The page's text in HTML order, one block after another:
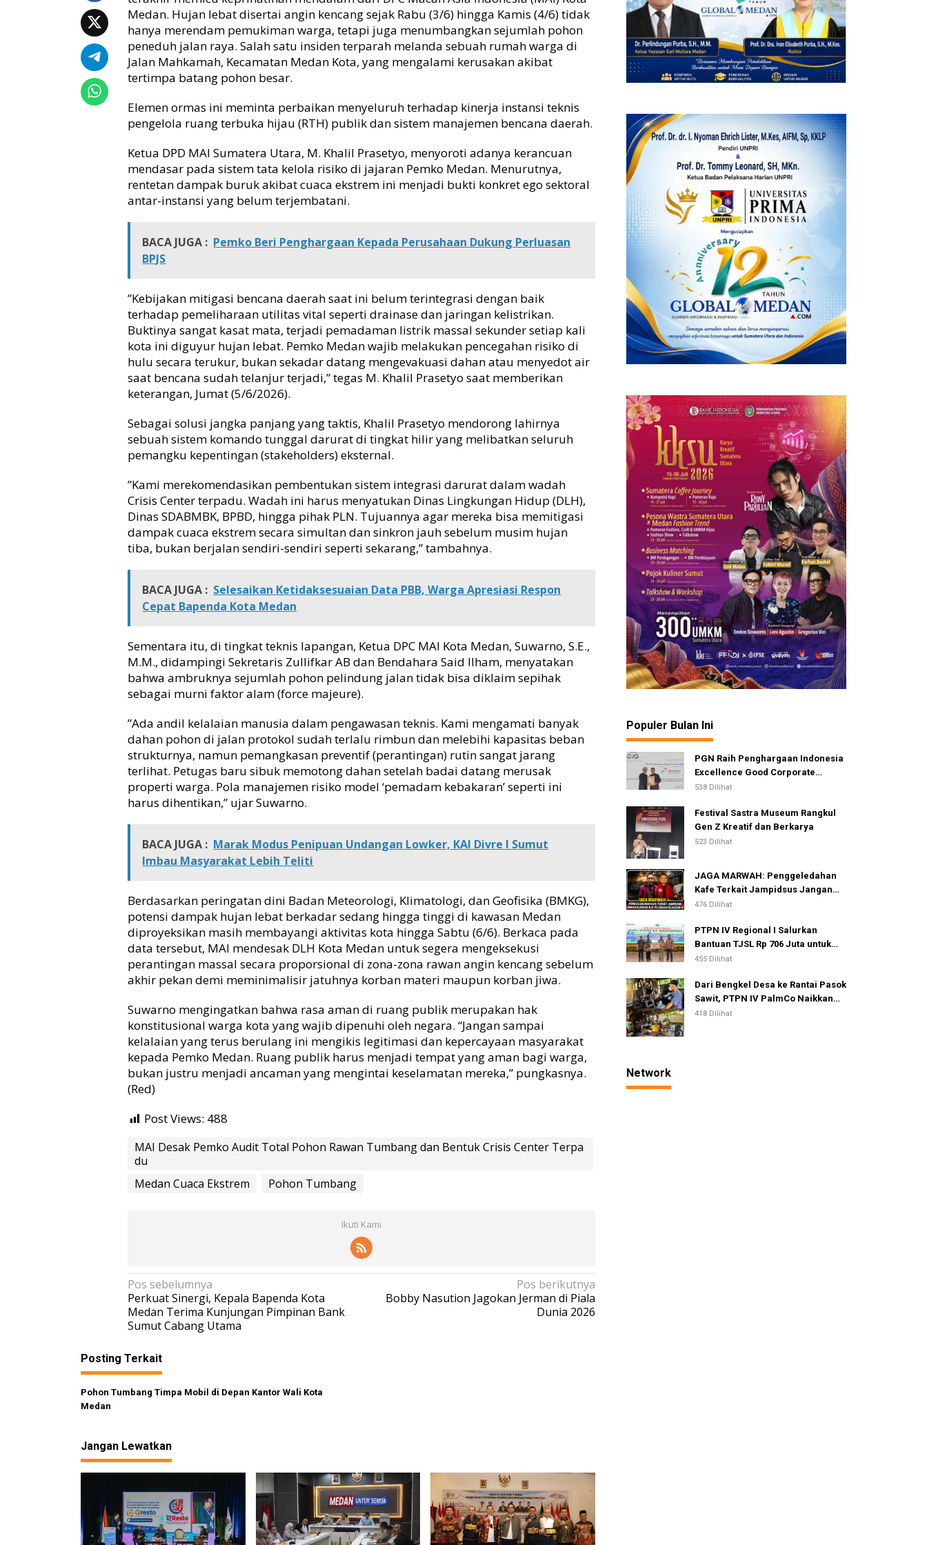
P
o
h
o
n
a
w
n
T
m
b
g
B
e
n
u
C
r
s
s
e
t
e
r
T
p
a
Medan. Hujan lebat disertai angin kencang sejak Rabu (3/6) hingga Kamis (4/6) tidak
hanya merendam pemukiman warga, tetapi juga menumbangkan sejumlah pohon
peneduh jalan raya. Salah satu insiden terparah melanda sebuah rumah warga di
Jalan Mahkamah, Kecamatan Medan Kota, yang mengalami kerusakan akibat
tertimpa batang pohon besar.
Elemen ormas ini meminta perbaikan menyeluruh terhadap kinerja instansi teknis
pengelola ruang terbuka hijau (RTH) publik dan sistem manajemen bencana daerah.
​Ketua DPD MAI Sumatera Utara, M. Khalil Prasetyo, menyoroti adanya kerancuan
mendasar pada sistem tata kelola risiko di jajaran Pemko Medan. Menurutnya,
rentetan dampak buruk akibat cuaca ekstrem ini menjadi bukti konkret ego sektoral
antar-instansi yang belum terjembatani.
BACA JUGA : Pemko Beri Penghargaan Kepada Perusahaan Dukung Perluasan
BPJS
​”Kebijakan mitigasi bencana daerah saat ini belum terintegrasi dengan baik
terhadap pemeliharaan utilitas vital seperti drainase dan jaringan kelistrikan.
Buktinya sangat kasat mata, terjadi pemadaman listrik massal sekunder setiap kali
kota ini diguyur hujan lebat. Pemko Medan wajib melakukan pencegahan risiko di
hulu secara terukur, bukan sekadar datang mengevakuasi dahan atau menyedot air
saat bencana sudah telanjur terjadi,” tegas M. Khalil Prasetyo saat memberikan
keterangan, Jumat (5/6/2026).
​Sebagai solusi jangka panjang yang taktis, Khalil Prasetyo mendorong lahirnya
sebuah sistem komando tunggal darurat di tingkat hilir yang melibatkan seluruh
pemangku kepentingan (stakeholders) eksternal.
​”Kami merekomendasikan pembentukan sistem integrasi darurat dalam wadah
Crisis Center terpadu. Wadah ini harus menyatukan Dinas Lingkungan Hidup (DLH),
Dinas SDABMBK, BPBD, hingga pihak PLN. Tujuannya agar mereka bisa memitigasi
dampak cuaca ekstrem secara simultan dan sinkron jauh sebelum musim hujan
tiba, bukan berjalan sendiri-sendiri seperti sekarang,” tambahnya.
BACA JUGA : Selesaikan Ketidaksesuaian Data PBB, Warga Apresiasi Respon
Cepat Bapenda Kota Medan
​Sementara itu, di tingkat teknis lapangan, Ketua DPC MAI Kota Medan, Suwarno, S.E.,
M.M., didampingi Sekretaris Zullifkar AB dan Bendahara Said Ilham, menyatakan
bahwa ambruknya sejumlah pohon pelindung jalan tidak bisa diklaim sepihak
sebagai murni faktor alam (force majeure).
​”Ada andil kelalaian manusia dalam pengawasan teknis. Kami mengamati banyak
dahan pohon di jalan protokol sudah terlalu rimbun dan melebihi kapasitas beban
strukturnya, namun pemangkasan preventif (perantingan) rutin sangat jarang
terlihat. Petugas baru sibuk memotong dahan setelah badai datang merusak
properti warga. Pola manajemen risiko model ‘pemadam kebakaran’ seperti ini
harus dihentikan,” ujar Suwarno.
BACA JUGA : Marak Modus Penipuan Undangan Lowker, KAI Divre I Sumut
Imbau Masyarakat Lebih Teliti
​Berdasarkan peringatan dini Badan Meteorologi, Klimatologi, dan Geofisika (BMKG),
potensi dampak hujan lebat berkadar sedang hingga tinggi di kawasan Medan
diproyeksikan masih membayangi aktivitas kota hingga Sabtu (6/6). Berkaca pada
data tersebut, MAI mendesak DLH Kota Medan untuk segera mengeksekusi
perantingan massal secara proporsional di zona-zona rawan angin kencang sebelum
akhir pekan demi meminimalisir jatuhnya korban materi maupun korban jiwa.
​Suwarno mengingatkan bahwa rasa aman di ruang publik merupakan hak
konstitusional warga kota yang wajib dipenuhi oleh negara. “Jangan sampai
kelalaian yang terus berulang ini mengikis legitimasi dan kepercayaan masyarakat
kepada Pemko Medan. Ruang publik harus menjadi tempat yang aman bagi warga,
bukan justru menjadi ancaman yang mengintai keselamatan mereka,” pungkasnya.
(Red)
Post Views: 488
MAI Desak Pemko Audit Total Pohon Rawan Tumbang dan Bentuk Crisis Center Terpa
du
Medan Cuaca Ekstrem
Pohon Tumbang
Ikuti Kami
N
a
v
g
a
p
o
Pos sebelumnya
Perkuat Sinergi, Kepala Bapenda Kota
Medan Terima Kunjungan Pimpinan Bank
Sumut Cabang Utama
Pos berikutnya
Bobby Nasution Jagokan Jerman di Piala
Dunia 2026
Posting Terkait
Pohon Tumbang Timpa Mobil di Depan Kantor Wali Kota
Medan
Jangan Lewatkan
Populer Bulan Ini
PGN Raih Penghargaan Indonesia
Excellence Good Corporate
Governance Awards 2026
538 Dilihat
Festival Sastra Museum Rangkul
Gen Z Kreatif dan Berkarya
523 Dilihat
JAGA MARWAH: Penggeledahan
Kafe Terkait Jampidsus Jangan
Dijadikan Alat Pelemahan
476 Dilihat
PTPN IV Regional I Salurkan
Bantuan TJSL Rp 706 Juta untuk
Pembangunan Sosial
455 Dilihat
Dari Bengkel Desa ke Rantai Pasok
Sawit, PTPN IV PalmCo Naikkan
Kelas IKM Pandai Besi
418 Dilihat
Network